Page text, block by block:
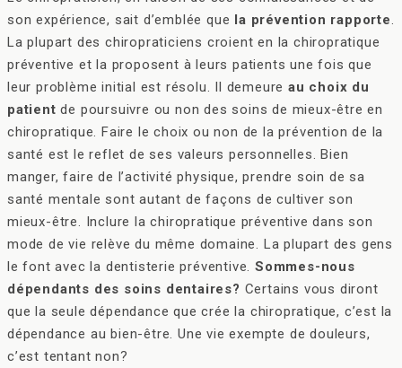
son expérience, sait d’emblée que la prévention rapporte.
La plupart des chiropraticiens croient en la chiropratique
préventive et la proposent à leurs patients une fois que
leur problème initial est résolu. Il demeure au choix du
patient de poursuivre ou non des soins de mieux-être en
chiropratique. Faire le choix ou non de la prévention de la
santé est le reflet de ses valeurs personnelles. Bien
manger, faire de l’activité physique, prendre soin de sa
santé mentale sont autant de façons de cultiver son
mieux-être. Inclure la chiropratique préventive dans son
mode de vie relève du même domaine. La plupart des gens
le font avec la dentisterie préventive.Sommes-nous
dépendants des soins dentaires? Certains vous diront
que la seule dépendance que crée la chiropratique, c’est la
dépendance au bien-être. Une vie exempte de douleurs,
c’est tentant non?